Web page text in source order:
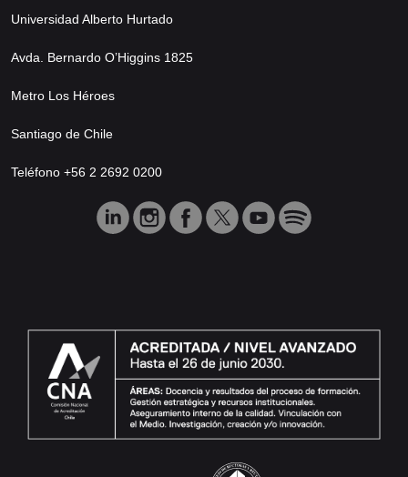
Universidad Alberto Hurtado
Avda. Bernardo O’Higgins 1825
Metro Los Héroes
Santiago de Chile
Teléfono +56 2 2692 0200